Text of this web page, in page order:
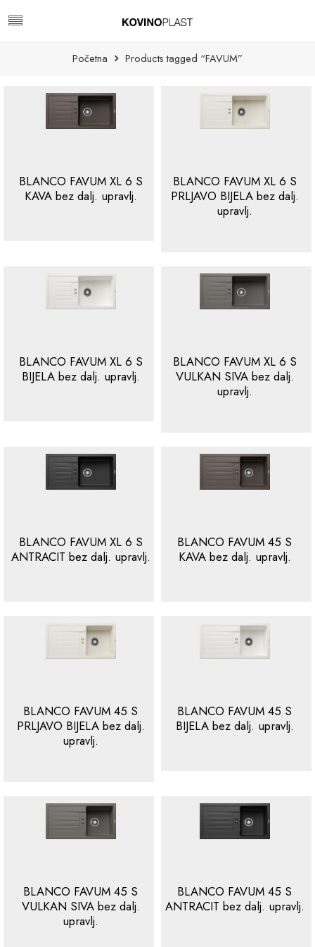
Početna Products tagged “FAVUM”
BLANCO FAVUM XL 6 S
KAVA bez dalj. upravlj.
BLANCO FAVUM XL 6 S
PRLJAVO BIJELA bez dalj.
upravlj.
BLANCO FAVUM XL 6 S
BIJELA bez dalj. upravlj.
BLANCO FAVUM XL 6 S
VULKAN SIVA bez dalj.
upravlj.
BLANCO FAVUM XL 6 S
ANTRACIT bez dalj. upravlj.
BLANCO FAVUM 45 S
KAVA bez dalj. upravlj.
BLANCO FAVUM 45 S
PRLJAVO BIJELA bez dalj.
upravlj.
BLANCO FAVUM 45 S
BIJELA bez dalj. upravlj.
BLANCO FAVUM 45 S
VULKAN SIVA bez dalj.
upravlj.
BLANCO FAVUM 45 S
ANTRACIT bez dalj. upravlj.